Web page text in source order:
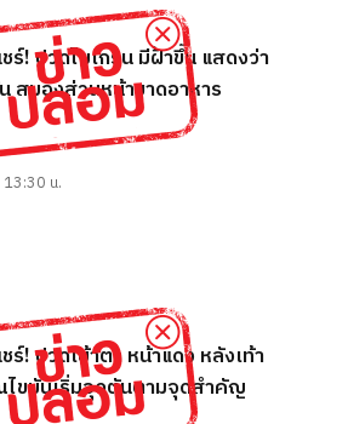
ร์! ปวดไมเกรน มีฝ้าขึ้น แสดงว่า
สมองส่วนหน้าขาดอาหาร
น.
ร์! ปวดเบ้าตา หน้าแดง หลังเท้า
ขมันเริ่มอุดตันตามจุดสำคัญ